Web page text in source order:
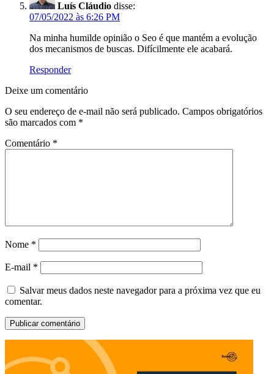
Luís Cláudio disse:
07/05/2022 às 6:26 PM
Na minha humilde opinião o Seo é que mantém a evolução
dos mecanismos de buscas. Difícilmente ele acabará.
Responder
Deixe um comentário
O seu endereço de e-mail não será publicado. Campos obrigatórios
são marcados com *
Comentário *
Nome *
E-mail *
Salvar meus dados neste navegador para a próxima vez que eu
comentar.